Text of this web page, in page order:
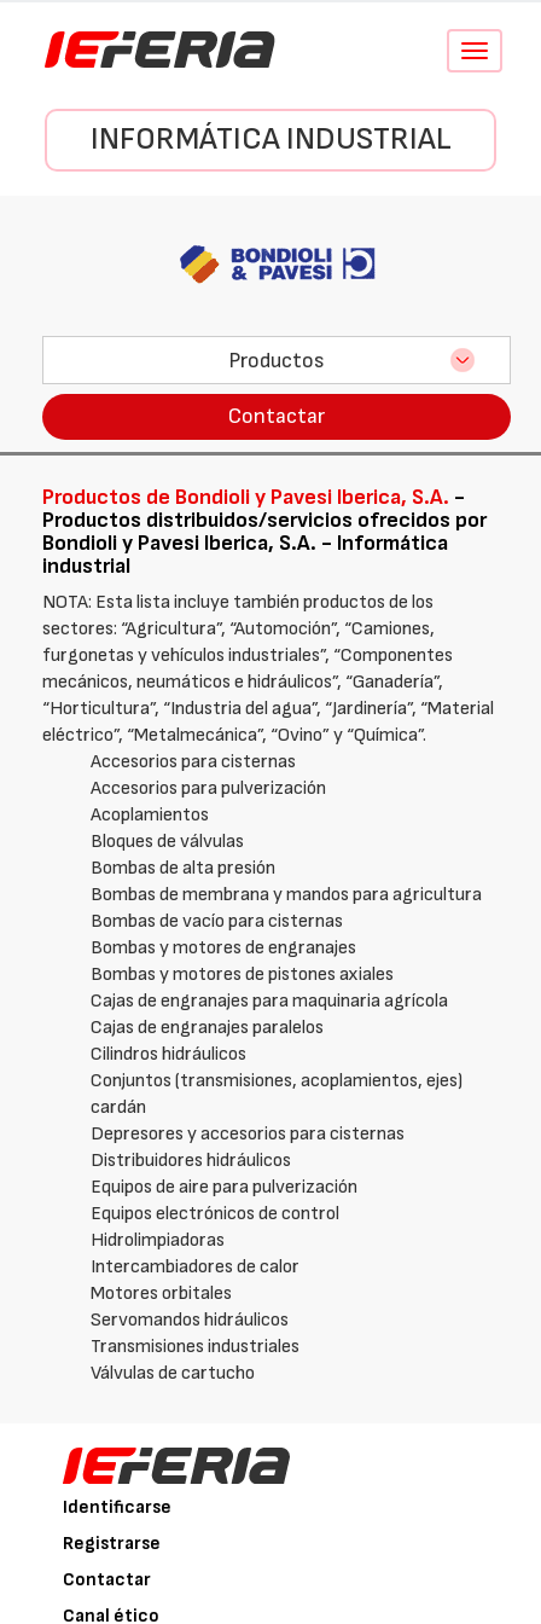
Conmutar
INFORMÁTICA INDUSTRIAL
Productos
Contactar
Productos de Bondioli y Pavesi Iberica, S.A. -
Productos distribuidos/servicios ofrecidos por
Bondioli y Pavesi Iberica, S.A. - Informática
industrial
NOTA: Esta lista incluye también productos de los
sectores: “Agricultura”, “Automoción”, “Camiones,
furgonetas y vehículos industriales”, “Componentes
mecánicos, neumáticos e hidráulicos”, “Ganadería”,
“Horticultura”, “Industria del agua”, “Jardinería”, “Material
eléctrico”, “Metalmecánica”, “Ovino” y “Química”.
Accesorios para cisternas
Accesorios para pulverización
Acoplamientos
Bloques de válvulas
Bombas de alta presión
Bombas de membrana y mandos para agricultura
Bombas de vacío para cisternas
Bombas y motores de engranajes
Bombas y motores de pistones axiales
Cajas de engranajes para maquinaria agrícola
Cajas de engranajes paralelos
Cilindros hidráulicos
Conjuntos (transmisiones, acoplamientos, ejes)
cardán
Depresores y accesorios para cisternas
Distribuidores hidráulicos
Equipos de aire para pulverización
Equipos electrónicos de control
Hidrolimpiadoras
Intercambiadores de calor
Motores orbitales
Servomandos hidráulicos
Transmisiones industriales
Válvulas de cartucho
Identificarse
Registrarse
Contactar
Canal ético